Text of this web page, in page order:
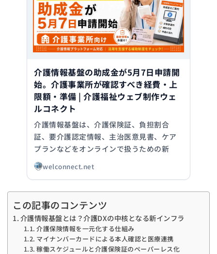
介護情報基盤の助成金が5月7日申請開
始。介護事業所が確認すべき経費・上
限額・準備 | 介護福祉ウェブ制作ウェ
ルコネクト
介護情報基盤は、介護保険証、負担割合
証、要介護認定情報、主治医意見書、ケア
プランなどをオンラインで扱うための新
welconnect.net
この記事のコンテンツ
介護情報基盤とは？介護DXの中核となる新インフラ
介護保険情報を一元化する仕組み
マイナンバーカードによる本人確認と医療連携
稼働スケジュールと介護保険証のペーパーレス化